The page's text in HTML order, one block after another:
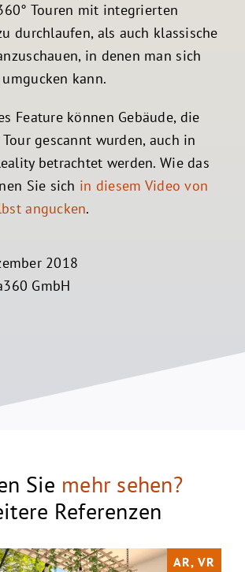
Touren mit integrierten
durchlaufen, als auch klassische
in denen man sich
kann.
Feature können Gebäude, die
gescannt wurden, auch in
betrachtet werden. Wie das
Sie sich in diesem Video von
angucken.
2018
GmbH
Sie mehr sehen?
Referenzen
AR, VR